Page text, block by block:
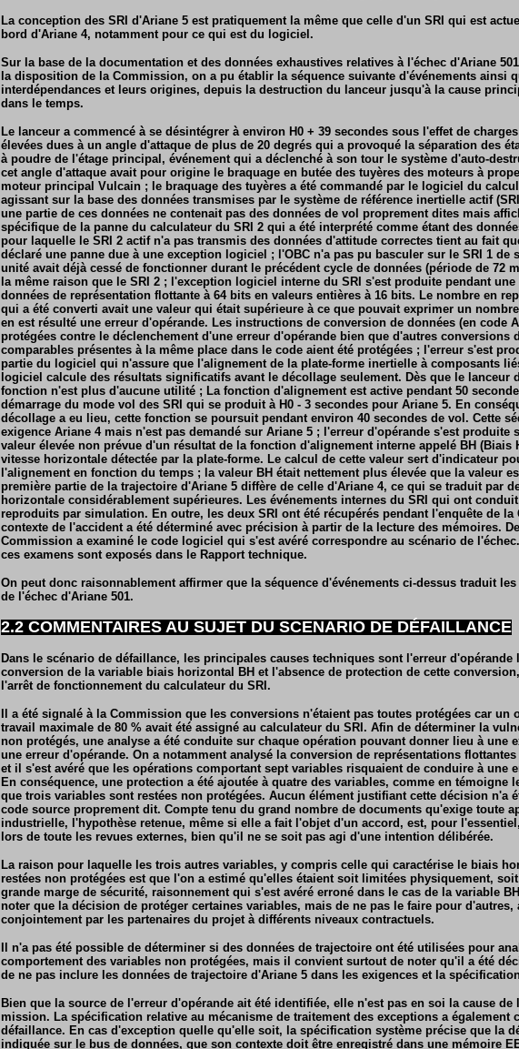
La conception des SRI d'Ariane 5 est pratiquement la même que celle d'un SRI qui est
bord d'Ariane 4, notamment pour ce qui est du logiciel.
Sur la base de la documentation et des données exhaustives relatives à l'échec d'Ariane
la disposition de la Commission, on a pu établir la séquence suivante d'événements ainsi
interdépendances et leurs origines, depuis la destruction du lanceur jusqu'à la cause
dans le temps.
Le lanceur a commencé à se désintégrer à environ H0 + 39 secondes sous l'effet de
élevées dues à un angle d'attaque de plus de 20 degrés qui a provoqué la séparation des
à poudre de l'étage principal, événement qui a déclenché à son tour le système d'auto-
cet angle d'attaque avait pour origine le braquage en butée des tuyères des moteurs à
moteur principal Vulcain ; le braquage des tuyères a été commandé par le logiciel du
agissant sur la base des données transmises par le système de référence inertielle actif
une partie de ces données ne contenait pas des données de vol proprement dites mais
spécifique de la panne du calculateur du SRI 2 qui a été interprété comme étant des
pour laquelle le SRI 2 actif n'a pas transmis des données d'attitude correctes tient au fait
déclaré une panne due à une exception logiciel ; l'OBC n'a pas pu basculer sur le SRI 1 de
unité avait déjà cessé de fonctionner durant le précédent cycle de données (période de 72
la même raison que le SRI 2 ; l'exception logiciel interne du SRI s'est produite pendant
données de représentation flottante à 64 bits en valeurs entières à 16 bits. Le nombre en
qui a été converti avait une valeur qui était supérieure à ce que pouvait exprimer un nombre
en est résulté une erreur d'opérande. Les instructions de conversion de données (en code
protégées contre le déclenchement d'une erreur d'opérande bien que d'autres conversions
comparables présentes à la même place dans le code aient été protégées ; l'erreur s'est
partie du logiciel qui n'assure que l'alignement de la plate-forme inertielle à composants
logiciel calcule des résultats significatifs avant le décollage seulement. Dès que le lanceur
fonction n'est plus d'aucune utilité ; La fonction d'alignement est active pendant 50
démarrage du mode vol des SRI qui se produit à H0 - 3 secondes pour Ariane 5. En
décollage a eu lieu, cette fonction se poursuit pendant environ 40 secondes de vol. Cette
exigence Ariane 4 mais n'est pas demandé sur Ariane 5 ; l'erreur d'opérande s'est produite
valeur élevée non prévue d'un résultat de la fonction d'alignement interne appelé BH (Biais
vitesse horizontale détectée par la plate-forme. Le calcul de cette valeur sert d'indicateur
l'alignement en fonction du temps ; la valeur BH était nettement plus élevée que la valeur
première partie de la trajectoire d'Ariane 5 diffère de celle d'Ariane 4, ce qui se traduit par
horizontale considérablement supérieures. Les événements internes du SRI qui ont
reproduits par simulation. En outre, les deux SRI ont été récupérés pendant l'enquête de
contexte de l'accident a été déterminé avec précision à partir de la lecture des mémoires.
Commission a examiné le code logiciel qui s'est avéré correspondre au scénario de
ces examens sont exposés dans le Rapport technique.
On peut donc raisonnablement affirmer que la séquence d'événements ci-dessus traduit
de l'échec d'Ariane 501.
2.2 COMMENTAIRES AU SUJET DU SCENARIO DE DÉFAILLANCE
Dans le scénario de défaillance, les principales causes techniques sont l'erreur d'opérande
conversion de la variable biais horizontal BH et l'absence de protection de cette
l'arrêt de fonctionnement du calculateur du SRI.
Il a été signalé à la Commission que les conversions n'étaient pas toutes protégées car un
travail maximale de 80 % avait été assigné au calculateur du SRI. Afin de déterminer la
non protégés, une analyse a été conduite sur chaque opération pouvant donner lieu à une
une erreur d'opérande. On a notamment analysé la conversion de représentations
et il s'est avéré que les opérations comportant sept variables risquaient de conduire à une
En conséquence, une protection a été ajoutée à quatre des variables, comme en témoigne
que trois variables sont restées non protégées. Aucun élément justifiant cette décision n'a
code source proprement dit. Compte tenu du grand nombre de documents qu'exige toute
industrielle, l'hypothèse retenue, même si elle a fait l'objet d'un accord, est, pour
lors de toute les revues externes, bien qu'il ne se soit pas agi d'une intention délibérée.
La raison pour laquelle les trois autres variables, y compris celle qui caractérise le biais
restées non protégées est que l'on a estimé qu'elles étaient soit limitées physiquement,
grande marge de sécurité, raisonnement qui s'est avéré erroné dans le cas de la variable
noter que la décision de protéger certaines variables, mais de ne pas le faire pour d'autres,
conjointement par les partenaires du projet à différents niveaux contractuels.
Il n'a pas été possible de déterminer si des données de trajectoire ont été utilisées pour
comportement des variables non protégées, mais il convient surtout de noter qu'il a été
de ne pas inclure les données de trajectoire d'Ariane 5 dans les exigences et la
Bien que la source de l'erreur d'opérande ait été identifiée, elle n'est pas en soi la cause de
mission. La spécification relative au mécanisme de traitement des exceptions a également
défaillance. En cas d'exception quelle qu'elle soit, la spécification système précise que la
indiquée sur le bus de données, que son contexte doit être enregistré dans une mémoire